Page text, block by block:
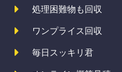
処理困難物も回収
ワンプライス回収
毎日スッキリ君